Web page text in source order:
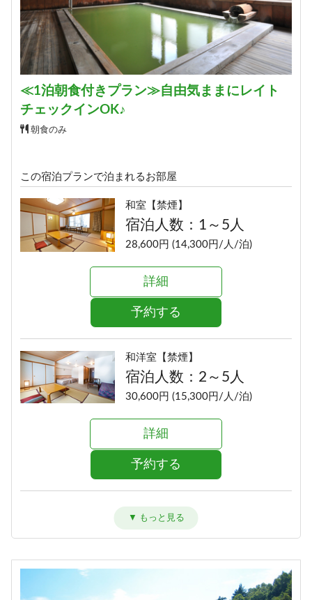
≪1泊朝食付きプラン≫自由気ままにレイト
チェックインOK♪
朝食のみ
この宿泊プランで泊まれるお部屋
和室【禁煙】
宿泊人数：1～5人
28,600円 (14,300円/人/泊)
詳細
予約する
和洋室【禁煙】
宿泊人数：2～5人
30,600円 (15,300円/人/泊)
詳細
予約する